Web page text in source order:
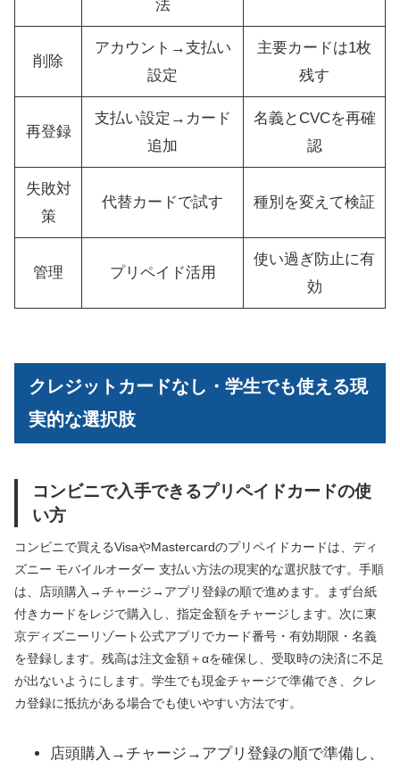
法
削除
アカウント→支払い
設定
主要カードは1枚
残す
再登録
支払い設定→カード
追加
名義とCVCを再確
認
失敗対
策
代替カードで試す 種別を変えて検証
管理 プリペイド活用
使い過ぎ防止に有
効
クレジットカードなし・学生でも使える現
実的な選択肢
コンビニで入手できるプリペイドカードの使
い方
コンビニで買えるVisaやMastercardのプリペイドカードは、ディ
ズニー モバイルオーダー 支払い方法の現実的な選択肢です。手順
は、店頭購入→チャージ→アプリ登録の順で進めます。まず台紙
付きカードをレジで購入し、指定金額をチャージします。次に東
京ディズニーリゾート公式アプリでカード番号・有効期限・名義
を登録します。残高は注文金額＋αを確保し、受取時の決済に不足
が出ないようにします。学生でも現金チャージで準備でき、クレ
カ登録に抵抗がある場合でも使いやすい方法です。
店頭購入→チャージ→アプリ登録の順で準備し、